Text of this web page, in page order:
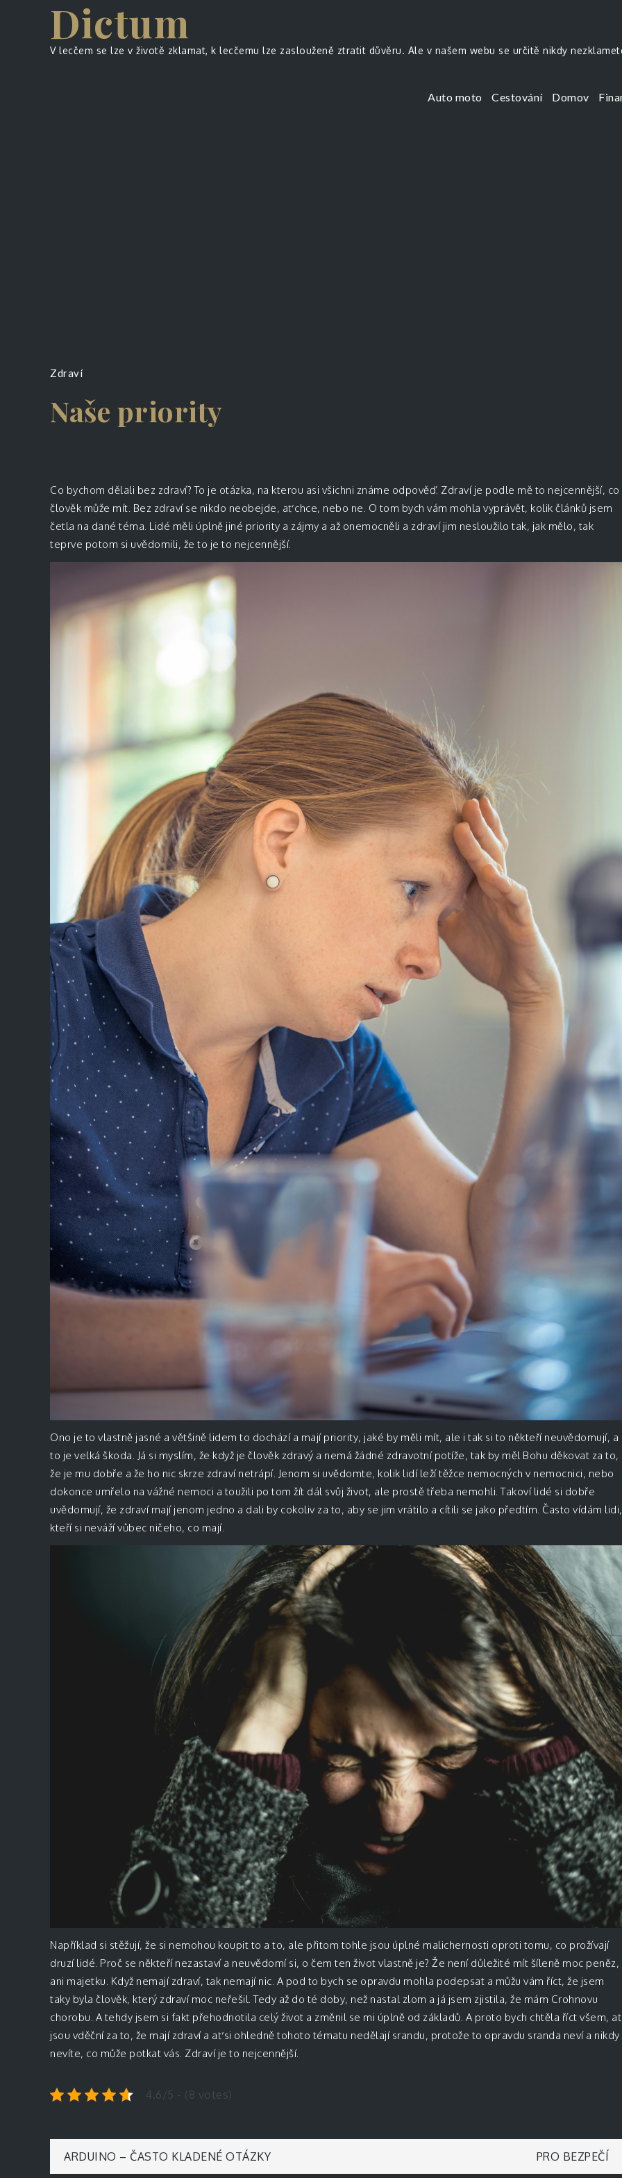
Dictum
V lecčem se lze v životě zklamat, k lecčemu lze zaslouženě ztratit důvěru. Ale v našem webu se určitě nikdy
Auto moto Cestování Domov
Zdraví
Naše priority
Co bychom dělali bez zdraví? To je otázka, na kterou asi všichni známe odpověď. Zdraví je podle mě to nejcennější, co
člověk může mít. Bez zdraví se nikdo neobejde, ať chce, nebo ne. O tom bych vám mohla vyprávět, kolik článků jsem
četla na dané téma. Lidé měli úplně jiné priority a zájmy a až onemocněli a zdraví jim nesloužilo tak, jak mělo, tak
teprve potom si uvědomili, že to je to nejcennější.
Ono je to vlastně jasné a většině lidem to dochází a mají priority, jaké by měli mít, ale i tak si to někteří neuvědomují, a
to je velká škoda. Já si myslím, že když je člověk zdravý a nemá žádné zdravotní potíže, tak by měl Bohu děkovat za to,
že je mu dobře a že ho nic skrze zdraví netrápí. Jenom si uvědomte, kolik lidí leží těžce nemocných v nemocnici, nebo
dokonce umřelo na vážné nemoci a toužili po tom žít dál svůj život, ale prostě třeba nemohli. Takoví lidé si dobře
uvědomují, že zdraví mají jenom jedno a dali by cokoliv za to, aby se jim vrátilo a cítili se jako předtím. Často vídám lidi,
kteří si neváží vůbec ničeho, co mají.
Například si stěžují, že si nemohou koupit to a to, ale přitom tohle jsou úplné malichernosti oproti tomu, co prožívají
druzí lidé. Proč se někteří nezastaví a neuvědomí si, o čem ten život vlastně je? Že není důležité mít šíleně moc peněz,
ani majetku. Když nemají zdraví, tak nemají nic. A pod to bych se opravdu mohla podepsat a můžu vám říct, že jsem
taky byla člověk, který zdraví moc neřešil. Tedy až do té doby, než nastal zlom a já jsem zjistila, že mám Crohnovu
chorobu. A tehdy jsem si fakt přehodnotila celý život a změnil se mi úplně od základů. A proto bych chtěla říct všem, ať
jsou vděční za to, že mají zdraví a ať si ohledně tohoto tématu nedělají srandu, protože to opravdu sranda neví a nikdy
nevíte, co může potkat vás. Zdraví je to nejcennější.
4.6/5 - (8 votes)
Navigace
ARDUINO – ČASTO KLADENÉ OTÁZKY PRO BEZPEČÍ